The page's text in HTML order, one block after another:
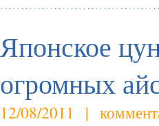
Японское
огромных
12/08/2011 |